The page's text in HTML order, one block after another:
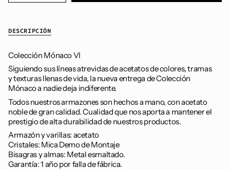
DESCRIPCIÓN
Colección Mónaco VI
Siguiendo sus líneas atrevidas de acetatos de colores, tramas
y texturas llenas de vida, la nueva entrega de Colección
Mónaco a nadie deja indiferente.
Todos nuestros armazones son hechos a mano, con acetato
noble de gran calidad. Cualidad que nos aporta a mantener el
prestigio de alta durabilidad de nuestros productos.
Armazón y varillas: acetato
Cristales: Mica Demo de Montaje
Bisagras y almas: Metal esmaltado.
Garantía: 1 año por falla de fábrica.